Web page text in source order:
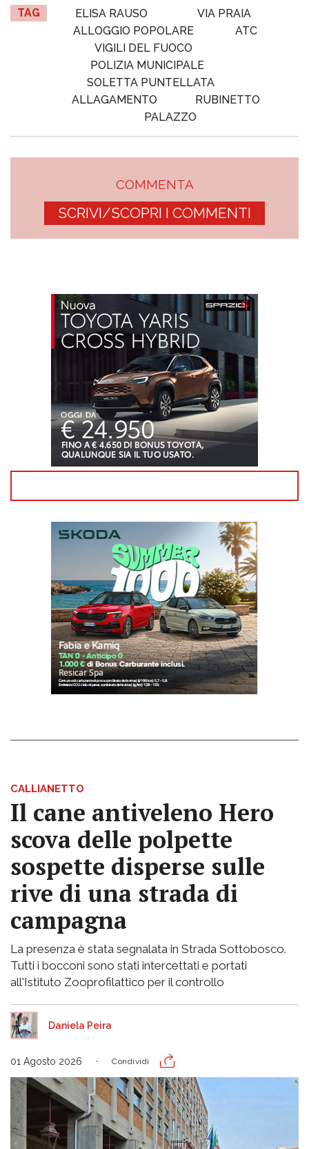
TAG ELISA RAUSO
VIA PRAIA
ALLOGGIO POPOLARE
ATC
VIGILI DEL FUOCO
POLIZIA MUNICIPALE
SOLETTA PUNTELLATA
ALLAGAMENTO
RUBINETTO
PALAZZO
COMMENTA
SCRIVI/SCOPRI I COMMENTI
CALLIANETTO
Il cane antiveleno Hero
scova delle polpette
sospette disperse sulle
rive di una strada di
campagna
La presenza è stata segnalata in Strada Sottobosco.
Tutti i bocconi sono stati intercettati e portati
all'Istituto Zooprofilattico per il controllo
Daniela Peira
01 Agosto 2026 Condividi